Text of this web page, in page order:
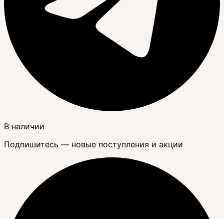
В наличии
Подпишитесь — новые поступления и акции